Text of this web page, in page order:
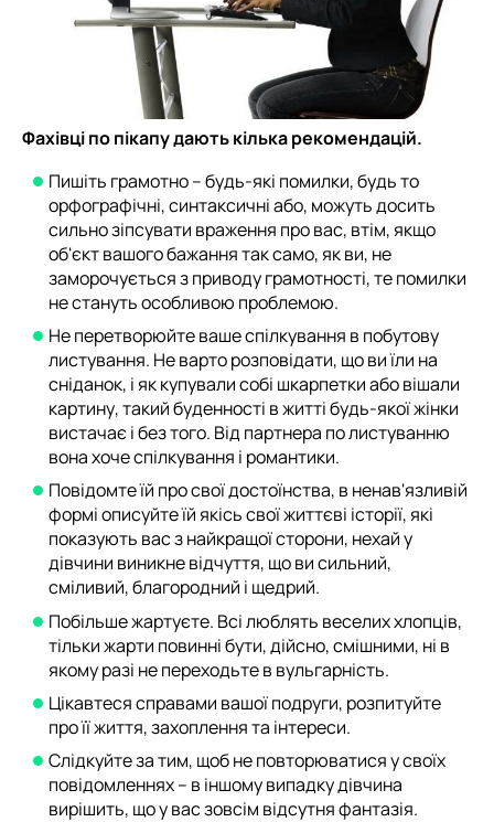
Фахівці по пікапу дають кілька рекомендацій.
Пишіть грамотно – будь-які помилки, будь то
орфографічні, синтаксичні або, можуть досить
сильно зіпсувати враження про вас, втім, якщо
об'єкт вашого бажання так само, як ви, не
заморочується з приводу грамотності, те помилки
не стануть особливою проблемою.
Не перетворюйте ваше спілкування в побутову
листування. Не варто розповідати, що ви їли на
сніданок, і як купували собі шкарпетки або вішали
картину, такий буденності в житті будь-якої жінки
вистачає і без того. Від партнера по листуванню
вона хоче спілкування і романтики.
Повідомте їй про свої достоїнства, в ненав'язливій
формі описуйте їй якісь свої життєві історії, які
показують вас з найкращої сторони, нехай у
дівчини виникне відчуття, що ви сильний,
сміливий, благородний і щедрий.
Побільше жартуєте. Всі люблять веселих хлопців,
тільки жарти повинні бути, дійсно, смішними, ні в
якому разі не переходьте в вульгарність.
Цікавтеся справами вашої подруги, розпитуйте
про її життя, захоплення та інтереси.
Слідкуйте за тим, щоб не повторюватися у своїх
повідомленнях – в іншому випадку дівчина
вирішить, що у вас зовсім відсутня фантазія.